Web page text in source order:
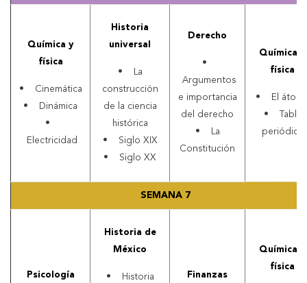
Química y
física
• Cinemática
• Dinámica
•
Electricidad
Historia
universal
• La
construcción
de la ciencia
histórica
• Siglo XIX
• Siglo XX
Derecho
•
Argumentos
e importancia
del derecho
• La
Constitución
Química y
física
• El
• Tabla
periódica
SEMANA 7
Psicología
Historia de
México
• Historia
Finanzas
Química y
física